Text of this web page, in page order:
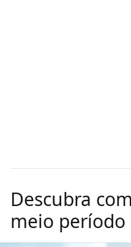
Descubra
meio